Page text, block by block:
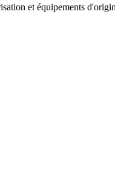
et équipements